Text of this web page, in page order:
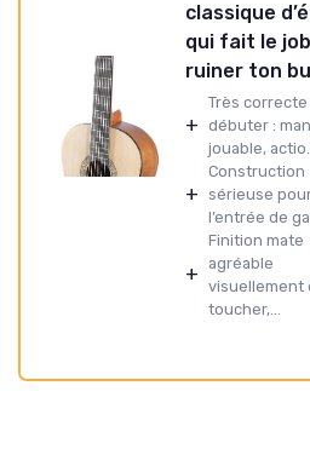
classique
qui fait le
ruiner ton
+
Très
débuter :
jouable,
+
Construction
sérieuse
l’entrée de
+
Finition mate
agréable
visuellement
toucher,...